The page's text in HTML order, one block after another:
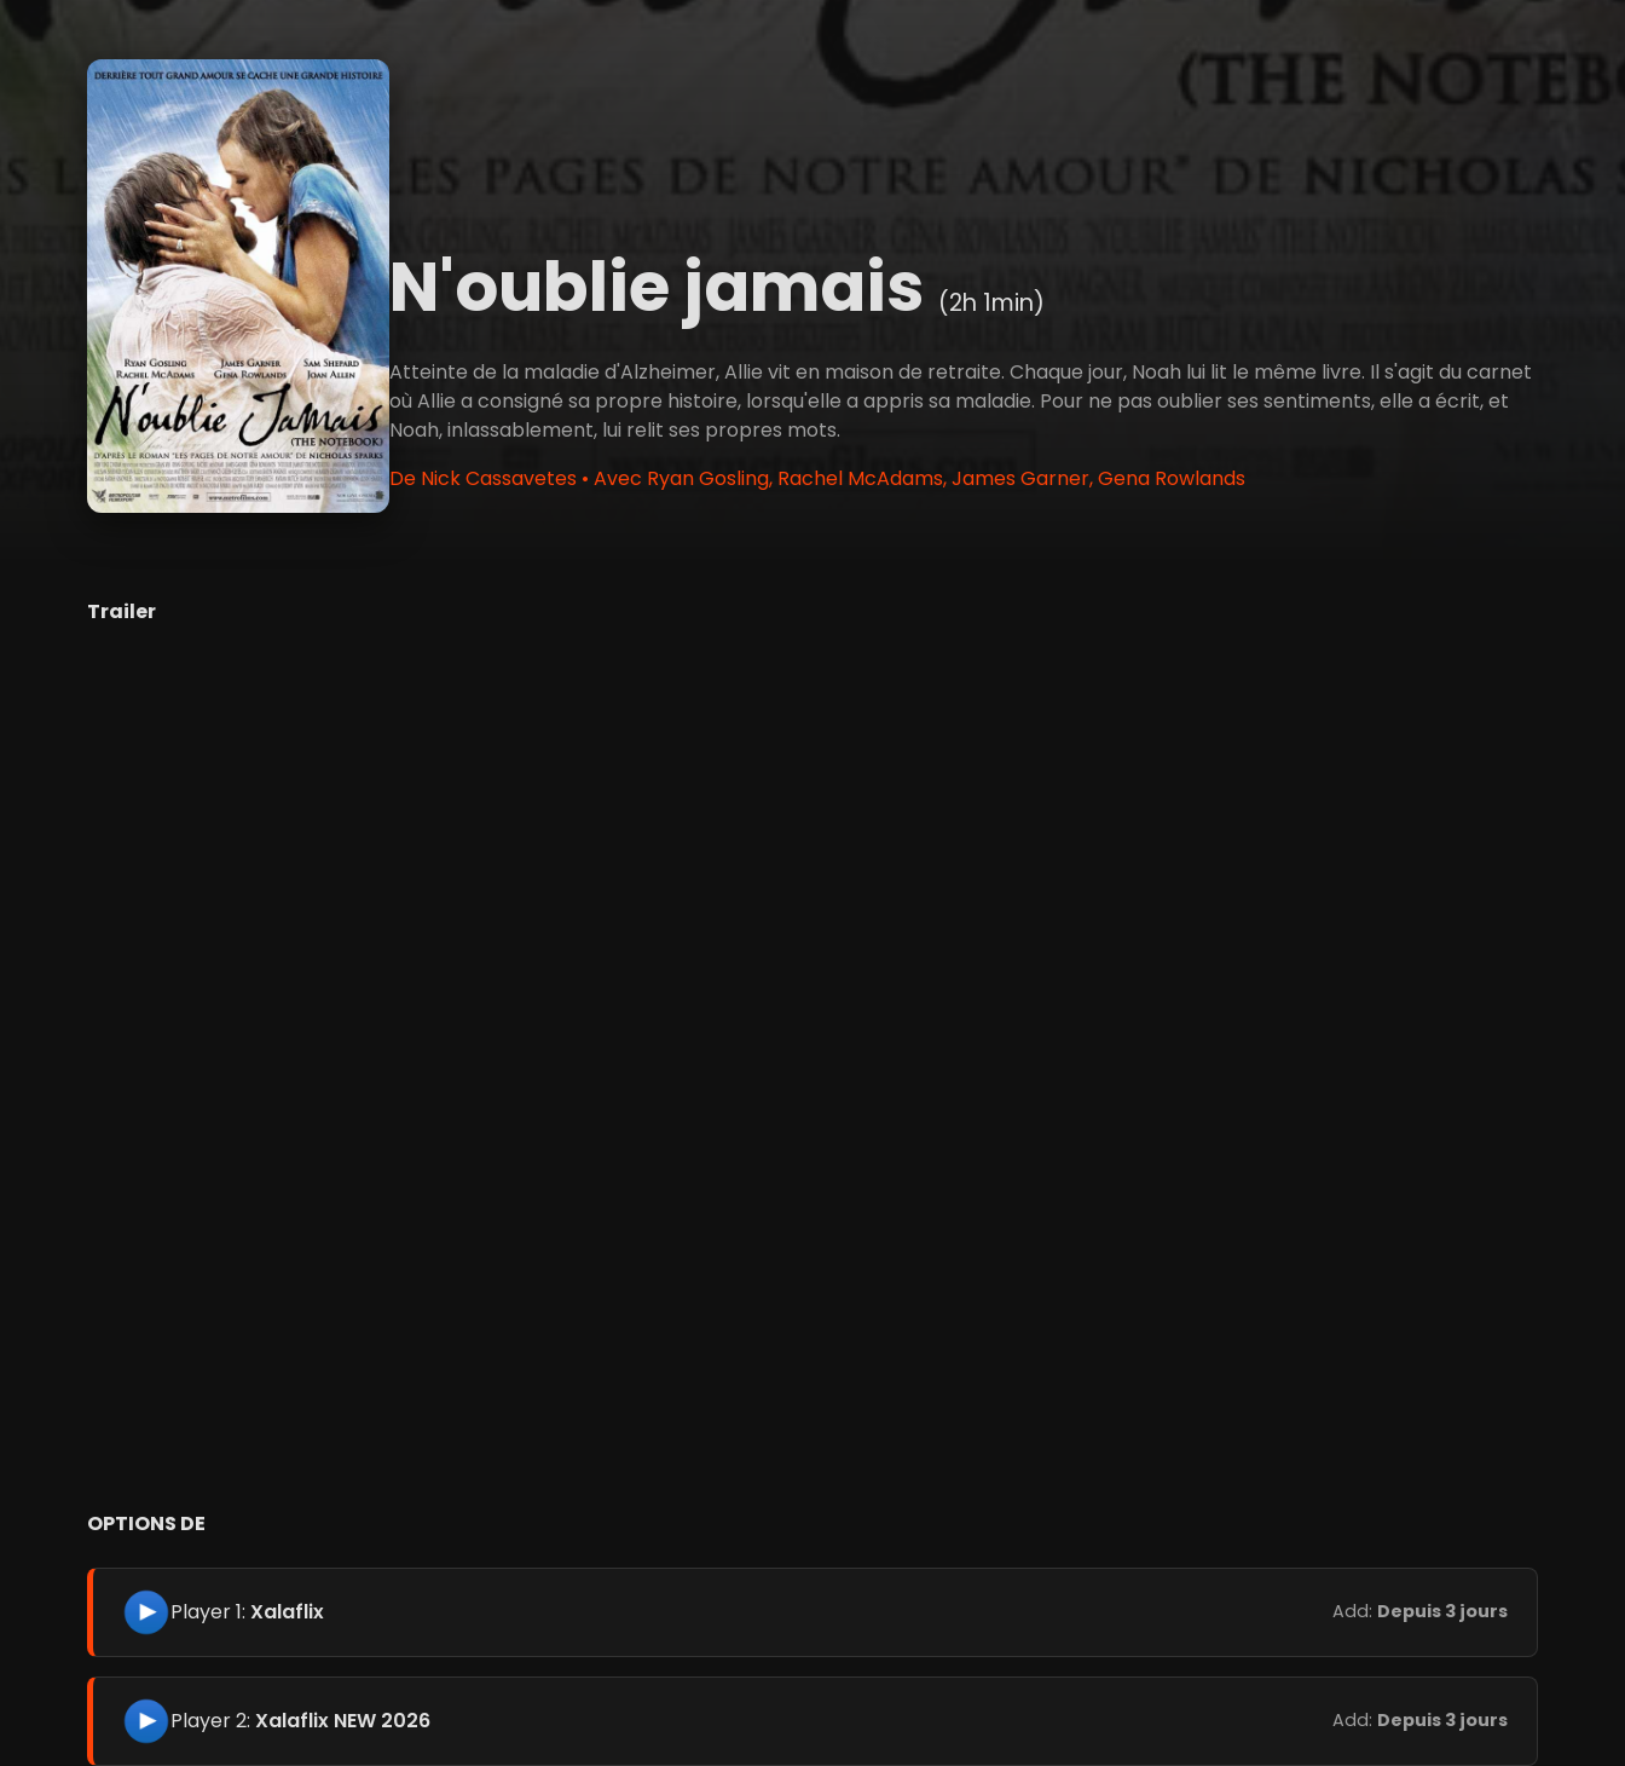
N'oublie jamais (2h 1min)
Atteinte de la maladie d'Alzheimer, Allie vit en maison de retraite. Chaque jour, Noah lui lit le même livre. Il s'agit du carnet
où Allie a consigné sa propre histoire, lorsqu'elle a appris sa maladie. Pour ne pas oublier ses sentiments, elle a écrit, et
Noah, inlassablement, lui relit ses propres mots.
De Nick Cassavetes • Avec Ryan Gosling, Rachel McAdams, James Garner, Gena Rowlands
Trailer
OPTIONS DE
Player 1: Xalaflix Add: Depuis 3 jours
Player 2: Xalaflix NEW 2026 Add: Depuis 3 jours